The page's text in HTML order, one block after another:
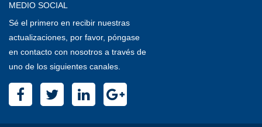
MEDIO SOCIAL
Sé el primero en recibir nuestras
actualizaciones, por favor, póngase
en contacto con nosotros a través de
uno de los siguientes canales.